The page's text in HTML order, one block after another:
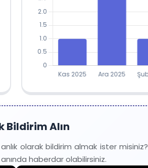
Açılan İlanlar
Verileri
Ay/Yıl
İlan
2025-
11
1
Bildirim Alın
anlık olarak bildirim almak ister
haberdar olabilirsiniz.